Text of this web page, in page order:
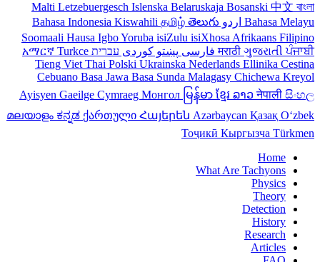
Malti Letzebuergesch Islenska Belaruskaja Bosanski 中文 বাংলা
Bahasa Melayu اردو Bahasa Indonesia Kiswahili தமிழ் తెలుగు
Soomaali Hausa IgboYoruba isiZulu isiXhosa Afrikaans Filipino
मराठी ગુજરાતીਪੰਜਾਬੀ فارسی پښتو کوردی עברית አማርኛ Turkce
Tieng Viet Thai Polski Ukrainska Nederlands Ellinika Cestina
Cebuano Basa Jawa Basa Sunda Malagasy Chichewa Kreyol
Ayisyen Gaeilge Cymraeg Монгол မြန်မာ ខ្មែរ ລາວनेपाली සිංහල
മലയാളം ಕನ್ನಡ ქართული Հայերեն Azərbaycan Қазақ Oʻzbek
Тоҷикӣ Кыргызча Türkmen
Home
What Are Tachyons
Physics
Theory
Detection
History
Research
Articles